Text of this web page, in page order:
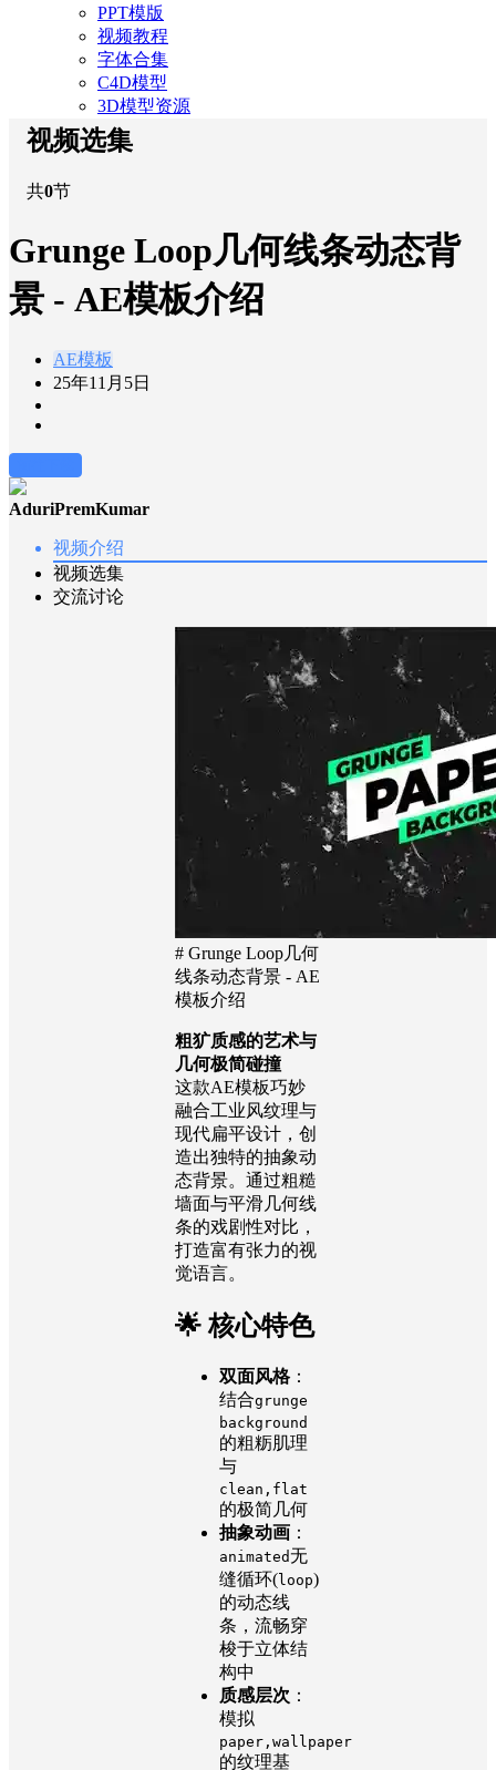
PPT模版
视频教程
字体合集
C4D模型
3D模型资源
视频选集
共0节
Grunge Loop几何线条动态背
景 - AE模板介绍
AE模板
25年11月5日
AduriPremKumar
视频介绍
视频选集
交流讨论
# Grunge Loop几何
线条动态背景 - AE
模板介绍
粗犷质感的艺术与
几何极简碰撞
这款AE模板巧妙
融合工业风纹理与
现代扁平设计，创
造出独特的抽象动
态背景。通过粗糙
墙面与平滑几何线
条的戏剧性对比，
打造富有张力的视
觉语言。
🌟 核心特色
双面风格：
结合grunge
background
的粗粝肌理
与
clean,flat
的极简几何
抽象动画 ：
animated无
缝循环(loop)
的动态线
条，流畅穿
梭于立体结
构中
质感层次 ：
模拟
paper,wallpaper
的纹理基